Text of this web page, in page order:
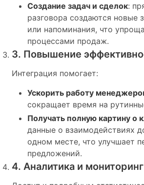
Создание задач и сделок:
разговора создаются новые
или напоминания, что
процессами продаж.
3. Повышение
Интеграция помогает:
Ускорить работу
сокращает время на
Получать полную картину о
данные о взаимодействиях
одном месте, что улучшает
предложений.
4. Аналитика и мониторинг